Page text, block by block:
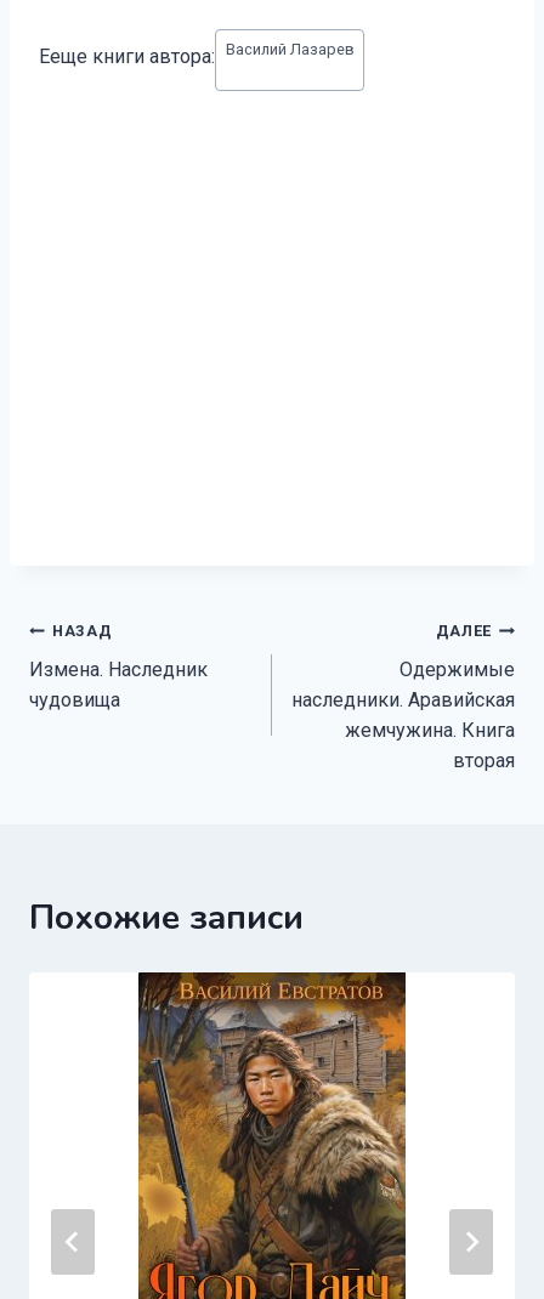
записи:
Ееще книги автора: Василий Лазарев
Навигация
по
НАЗАД
Измена. Наследник
чудовища
ДАЛЕЕ
Одержимые
наследники. Аравийская
жемчужина. Книга
вторая
Похожие записи